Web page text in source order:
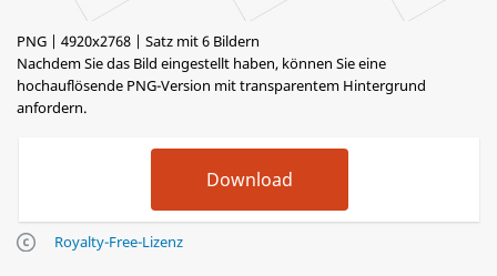
PNG | 4920x2768 | Satz mit 6 Bildern
Nachdem Sie das Bild eingestellt haben, können Sie eine
hochauflösende PNG-Version mit transparentem Hintergrund
anfordern.
Royalty-Free-Lizenz